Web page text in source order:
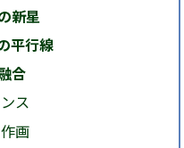
新星
平行線
合
ス
画